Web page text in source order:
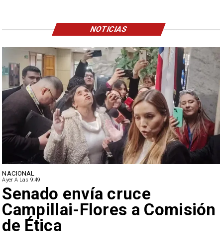
NACIONAL
Ayer A Las 9:49
Senado envía cruce
Campillai-Flores a Comisión
de Ética
NOTICIAS